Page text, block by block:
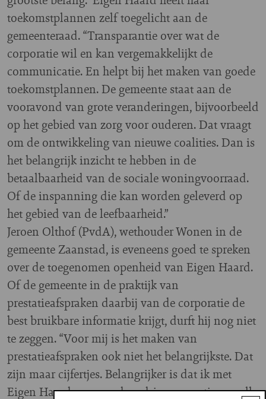
toekomstplannen zelf toegelicht aan de
gemeenteraad. “Transparantie over wat de
corporatie wil en kan vergemakkelijkt de
communicatie. En helpt bij het maken van goede
toekomstplannen. De gemeente staat aan de
vooravond van grote veranderingen, bijvoorbeeld
op het gebied van zorg voor ouderen. Dat vraagt
om de ontwikkeling van nieuwe coalities. Dan is
het belangrijk inzicht te hebben in de
betaalbaarheid van de sociale woningvoorraad.
Of de inspanning die kan worden geleverd op
het gebied van de leefbaarheid.”
Jeroen Olthof (PvdA), wethouder Wonen in de
gemeente Zaanstad, is eveneens goed te spreken
over de toegenomen openheid van Eigen Haard.
Of de gemeente in de praktijk van
prestatieafspraken daarbij van de corporatie de
best bruikbare informatie krijgt, durft hij nog niet
te zeggen. “Voor mij is het maken van
prestatieafspraken ook niet het belangrijkste. Dat
zijn maar cijfertjes. Belangrijker is dat ik met
Eigen Haard, onze andere drie corporaties en alle